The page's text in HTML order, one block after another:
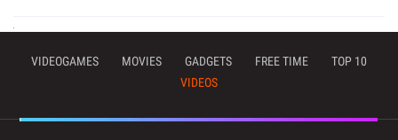
VIDEOGAMES MOVIES GADGETS FREE TIME
TOP 10
VIDEOS